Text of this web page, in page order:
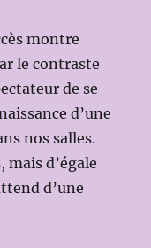
montre
le contraste
de se
d’une
nos salles.
d’égale
d’une